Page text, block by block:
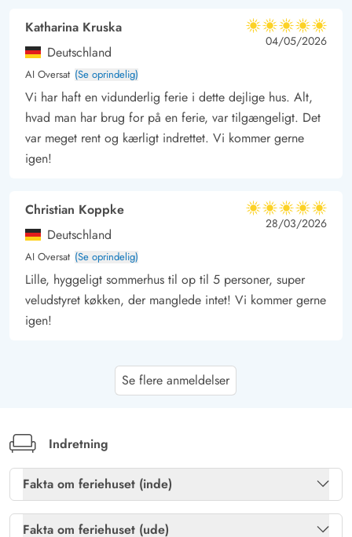
Katharina Kruska
Deutschland
AI Oversat (Se oprindelig)
5 ud af 5
5 ud af 5
5 out of 5
04/05/2026
Vi har haft en vidunderlig ferie i dette dejlige hus. Alt,
hvad man har brug for på en ferie, var tilgængeligt. Det
var meget rent og kærligt indrettet. Vi kommer gerne
igen!
Christian Koppke
Deutschland
AI Oversat (Se oprindelig)
5 ud af 5
5 ud af 5
5 out of 5
28/03/2026
Lille, hyggeligt sommerhus til op til 5 personer, super
veludstyret køkken, der manglede intet! Vi kommer gerne
igen!
Michael Monkau
Perfekt feriehus. Vi var her to personer i november
tilbage at ønske. Vi kan helt sikkert anbefale dette hus.
Gast
Se flere anmeldelser
Indretning
Fakta om feriehuset (inde)
Brændeovn
Ja
Fakta om feriehuset (ude)